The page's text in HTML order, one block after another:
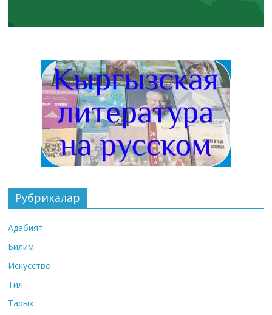
Рубрикалар
Адабият
Билим
Искусство
Тил
Тарых